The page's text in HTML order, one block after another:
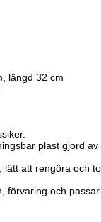
längd 32 cm
plast gjord av
att rengöra och
förvaring och passar